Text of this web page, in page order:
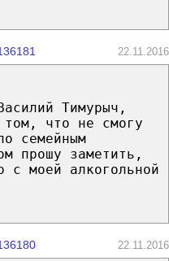
22.11.2016
Тимурыч,
том, что не смогу
семейным
прошу заметить,
с моей алкогольной
22.11.2016